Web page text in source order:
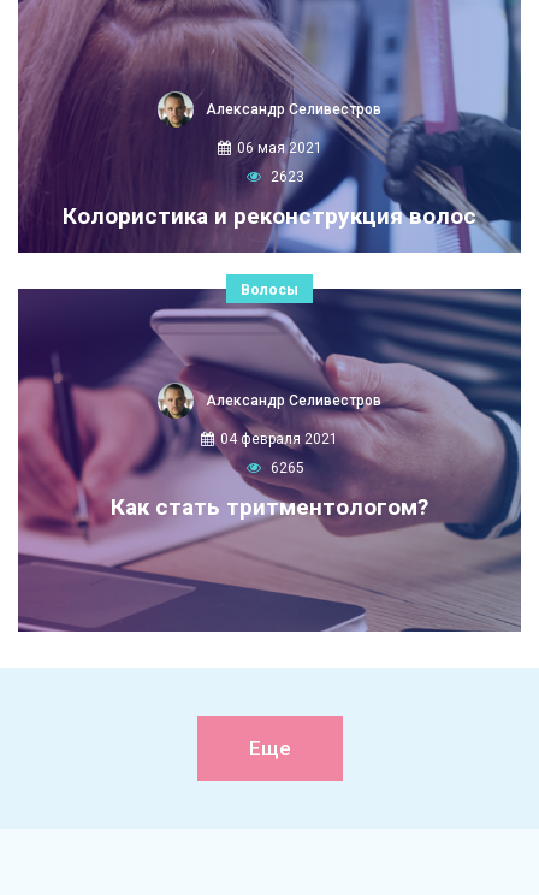
Александр Селивестров
06 мая 2021
2623
Колористика и реконструкция волос
Волосы
Александр Селивестров
04 февраля 2021
6265
Как стать тритментологом?
Еще